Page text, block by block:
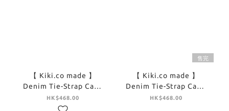
【 Kiki.co made 】
Denim Tie-Strap Cami
Top - Off White
HK$468.00
售完
【 Kiki.co made 】
Denim Tie-Strap Cami
Top - Denim
HK$468.00